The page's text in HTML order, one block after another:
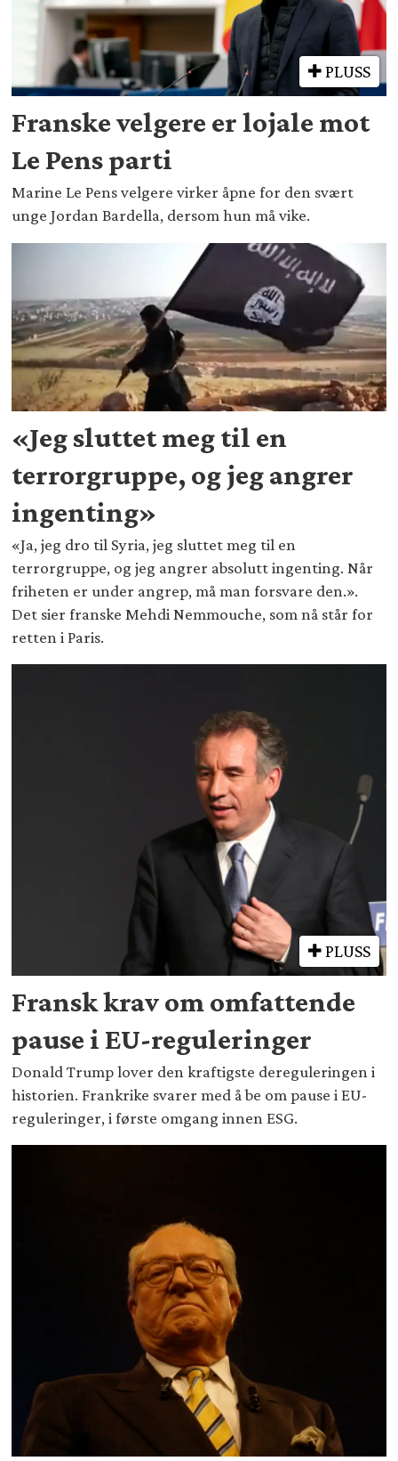
PLUSS
Franske velgere er lojale mot
Le Pens parti
Marine Le Pens velgere virker åpne for den svært
unge Jordan Bardella, dersom hun må vike.
«Jeg sluttet meg til en
terrorgruppe, og jeg angrer
ingenting»
«Ja, jeg dro til Syria, jeg sluttet meg til en
terrorgruppe, og jeg angrer absolutt ingenting. Når
friheten er under angrep, må man forsvare den.».
Det sier franske Mehdi Nemmouche, som nå står for
retten i Paris.
PLUSS
Fransk krav om omfattende
pause i EU-reguleringer
Donald Trump lover den kraftigste dereguleringen i
historien. Frankrike svarer med å be om pause i EU-
reguleringer, i første omgang innen ESG.